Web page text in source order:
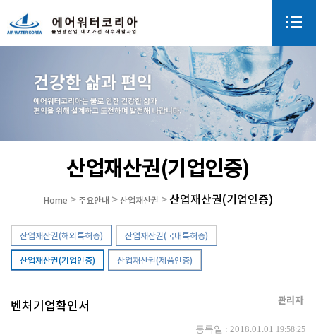
산업재산권(기업인증)
Home > 주요안내 > 산업재산권 > 산업재산권(기업인증)
산업재산권(해외특허증) 산업재산권(국내특허증)
산업재산권(기업인증) 산업재산권(제품인증)
벤처기업확인서 관리자
등록일 : 2018.01.01 19:58:25